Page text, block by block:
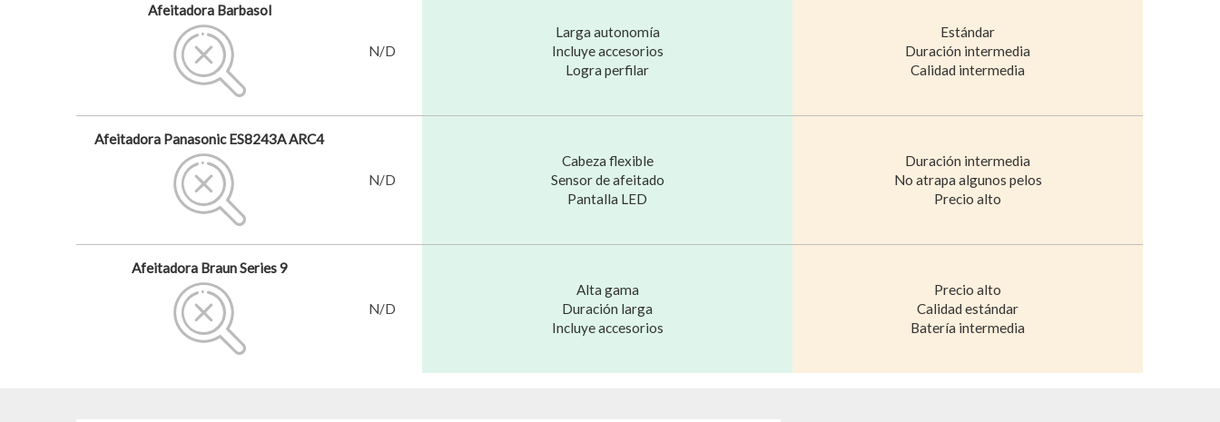
Afeitadora Barbasol
N/D
Larga autonomía
Incluye accesorios
Logra perfilar
Estándar
Duración intermedia
Calidad intermedia
Afeitadora Panasonic ES8243A ARC4
N/D
Cabeza flexible
Sensor de afeitado
Pantalla LED
Duración intermedia
No atrapa algunos pelos
Precio alto
Afeitadora Braun Series 9
N/D
Alta gama
Duración larga
Incluye accesorios
Precio alto
Calidad estándar
Batería intermedia